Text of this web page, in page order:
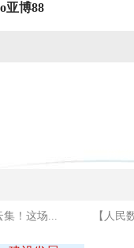
亚博88
集！这场... 【人民